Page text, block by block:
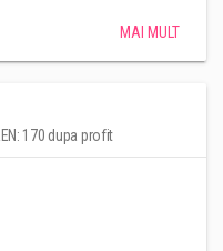
MAI MULT
170 dupa profit